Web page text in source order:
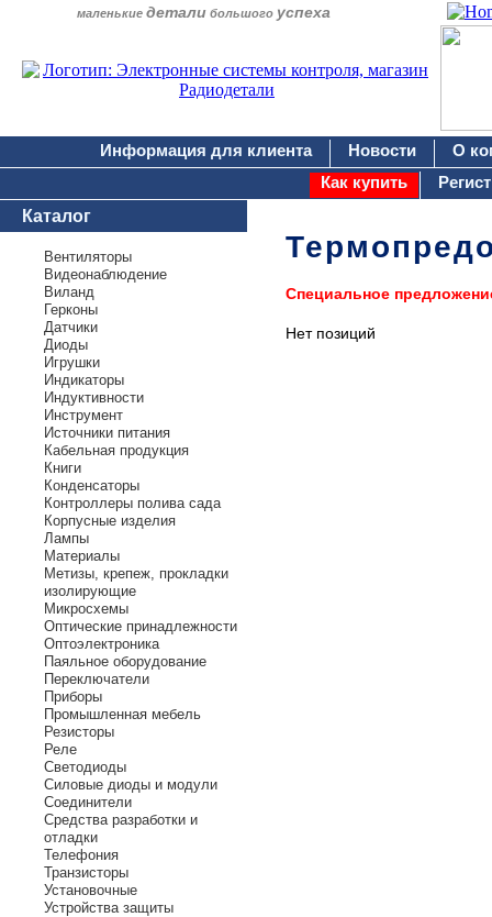
маленькие детали большого успеха
Информация для клиента Новости
О
Как купить
Каталог
Вентиляторы
Видеонаблюдение
Виланд
Герконы
Датчики
Диоды
Игрушки
Индикаторы
Индуктивности
Инструмент
Источники питания
Кабельная продукция
Книги
Конденсаторы
Контроллеры полива сада
Корпусные изделия
Лампы
Материалы
Метизы, крепеж, прокладки
изолирующие
Микросхемы
Оптические принадлежности
Оптоэлектроника
Паяльное оборудование
Переключатели
Приборы
Промышленная мебель
Резисторы
Реле
Светодиоды
Силовые диоды и модули
Соединители
Средства разработки и
отладки
Телефония
Транзисторы
Установочные
Устройства защиты
Специальное
Нет позиций